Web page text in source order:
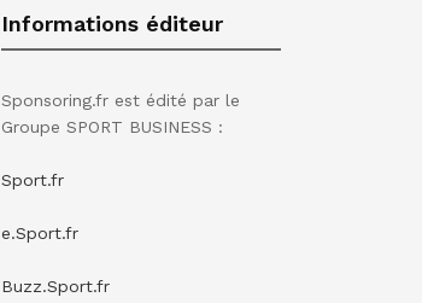
Informations éditeur
Sponsoring.fr est édité par le
Groupe SPORT BUSINESS :
Sport.fr
e.Sport.fr
Buzz.Sport.fr